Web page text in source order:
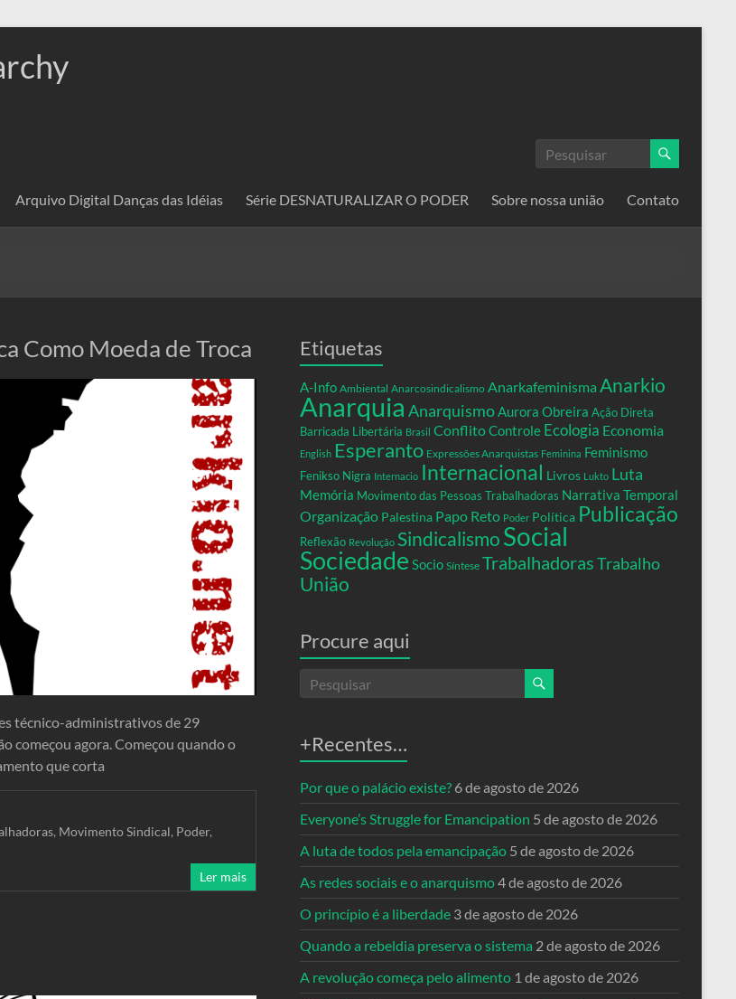
Arquivo Digital Danças das Idéias Série DESNATURALIZAR O PODER Sobre nossa união Contato
Como Moeda de Troca
técnico-administrativos de 29
começou agora. Começou quando o
que corta
, Movimento Sindical, Poder,
Ler mais
Etiquetas
A-Info Ambiental Anarcosindicalismo Anarkafeminisma Anarkio
Anarquia AnarquismoAurora Obreira Ação Direta
Barricada Libertária Brasil ConflitoControle Ecologia Economia
English Esperanto Expressões Anarquistas Feminina Feminismo
Fenikso Nigra Internacio Internacional Livros Lukto Luta
Memória Movimento das Pessoas Trabalhadoras Narrativa Temporal
Organização Palestina Papo Reto Poder Política Publicação
Reflexão Revolução Sindicalismo Social
Sociedade Socio Síntese TrabalhadorasTrabalho
União
Procure aqui
+Recentes…
Por que o palácio existe? 6 de agosto de 2026
Everyone’s Struggle for Emancipation 5 de agosto de 2026
A luta de todos pela emancipação 5 de agosto de 2026
As redes sociais e o anarquismo4 de agosto de 2026
O princípio é a liberdade 3 de agosto de 2026
Quando a rebeldia preserva o sistema 2 de agosto de 2026
A revolução começa pelo alimento 1 de agosto de 2026